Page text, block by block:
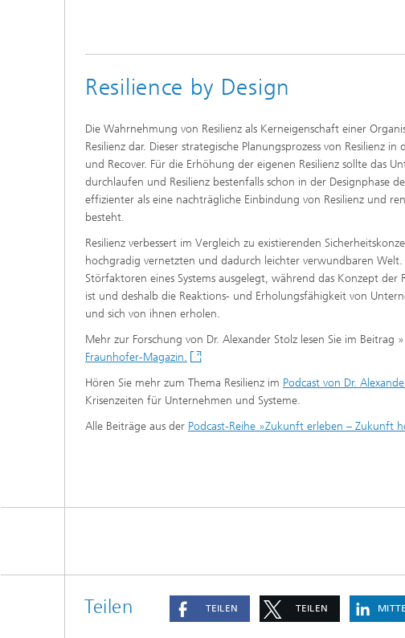
Resilience by Design
Die Wahrnehmung von Resilienz als Kerneigenschaft einer
Resilienz dar. Dieser strategische Planungsprozess von Resilienz
und Recover. Für die Erhöhung der eigenen Resilienz sollte das
durchlaufen und Resilienz bestenfalls schon in der Designphase
effizienter als eine nachträgliche Einbindung von Resilienz und
besteht.
Resilienz verbessert im Vergleich zu existierenden
hochgradig vernetzten und dadurch leichter verwundbaren
Störfaktoren eines Systems ausgelegt, während das Konzept
ist und deshalb die Reaktions- und Erholungsfähigkeit von
und sich von ihnen erholen.
Mehr zur Forschung von Dr. Alexander Stolz lesen Sie im
Fraunhofer-Magazin.
Hören Sie mehr zum Thema Resilienz im Podcast von Dr.
Krisenzeiten für Unternehmen und Systeme.
Alle Beiträge aus der Podcast-Reihe »Zukunft erleben – Zukunft
Teilen TEILEN TEILEN